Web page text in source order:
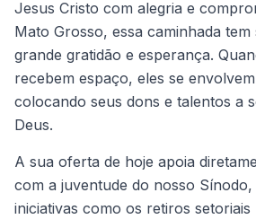
Jesus Cristo com alegria e
Mato Grosso, essa caminhada tem
grande gratidão e esperança.
recebem espaço, eles se
colocando seus dons e talentos a
Deus.
A sua oferta de hoje apoia
com a juventude do nosso
iniciativas como os retiros